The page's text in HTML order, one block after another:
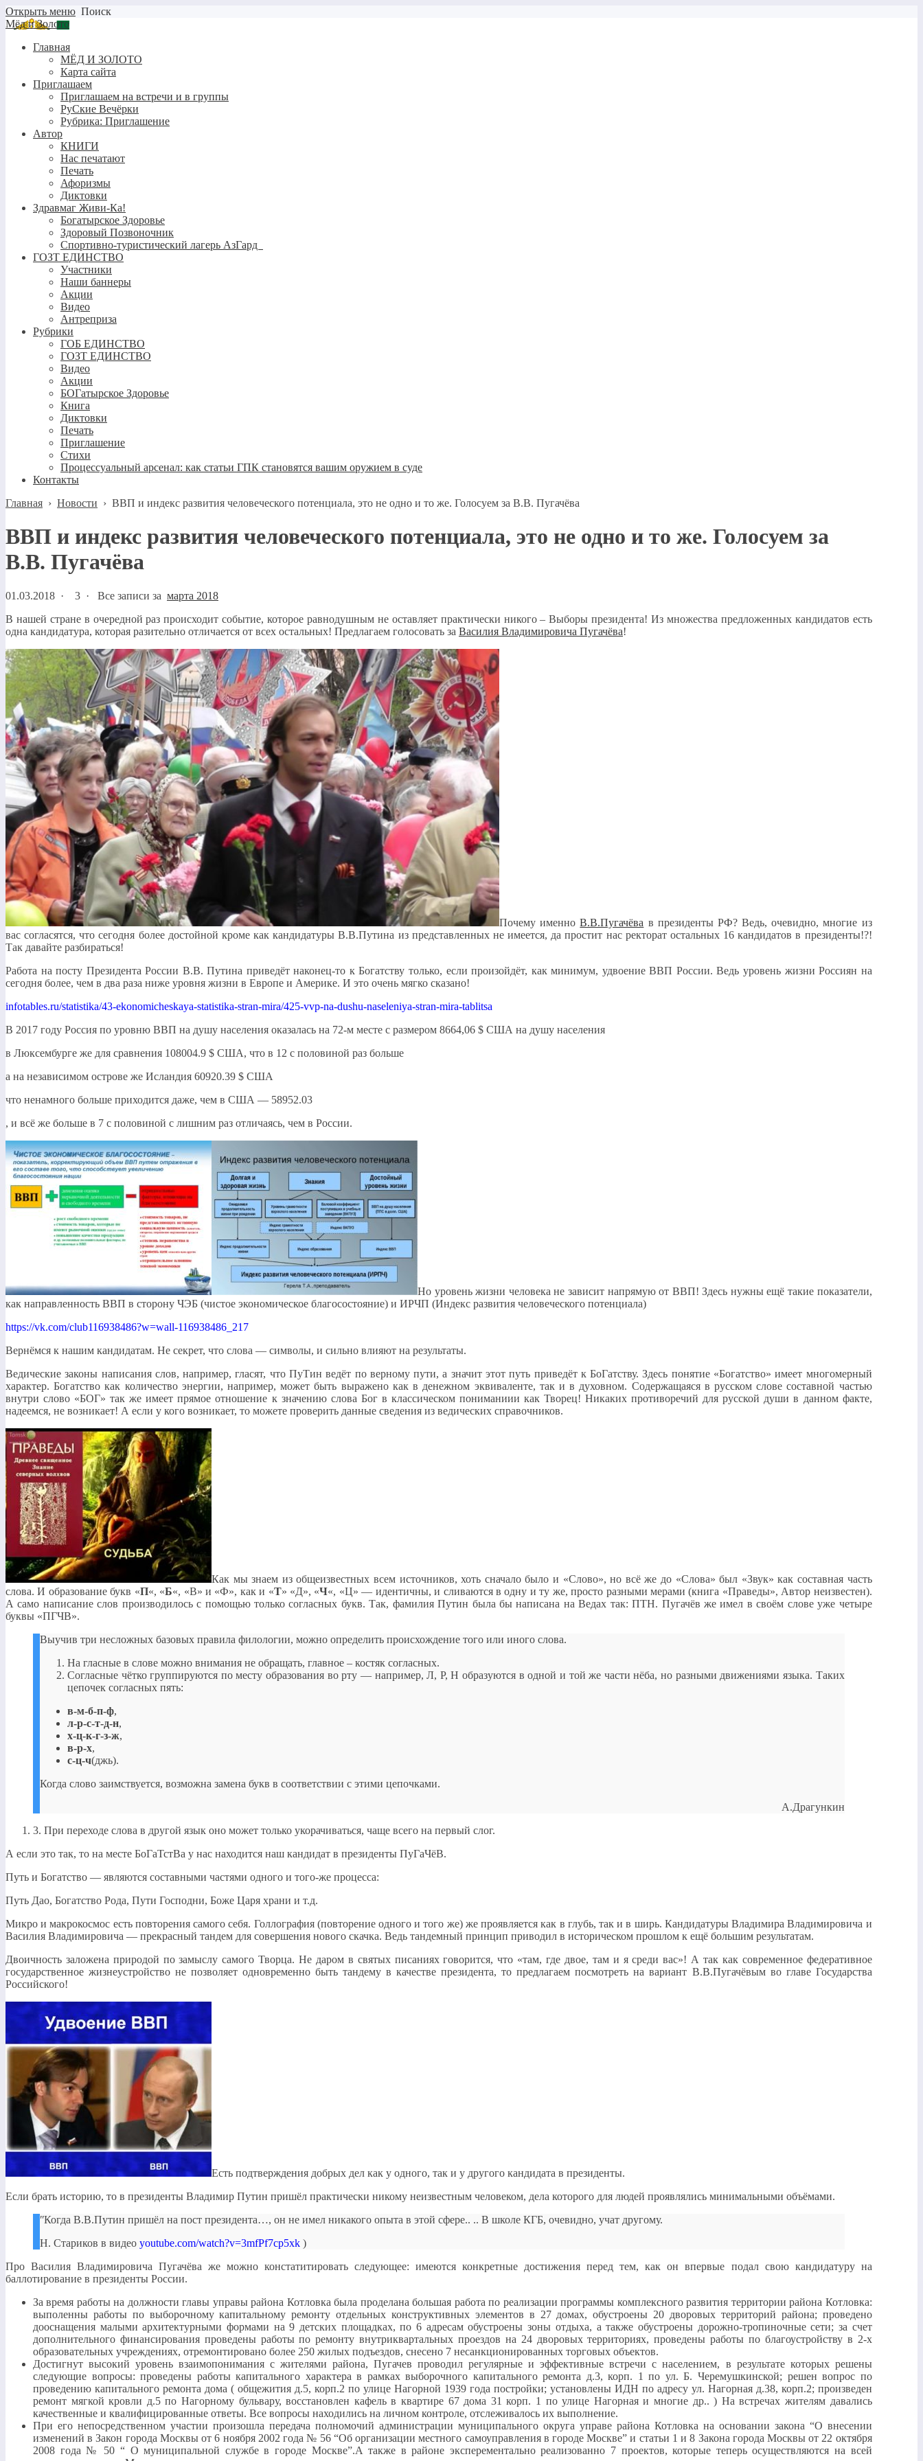
Открыть меню Поиск
Мёд и Золото
Главная
МЁД И ЗОЛОТО
Карта сайта
Приглашаем
Приглашаем на встречи и в группы
РуСкие Вечёрки
Рубрика: Приглашение
Автор
КНИГИ
Нас печатают
Печать
Афоризмы
Диктовки
Здравмаг Живи-Ка!
Богатырское Здоровье
Здоровый Позвоночник
Спортивно-туристический лагерь АзГард
ГОЗТ ЕДИНСТВО
Участники
Наши баннеры
Акции
Видео
Антреприза
Рубрики
ГОБ ЕДИНСТВО
ГОЗТ ЕДИНСТВО
Видео
Акции
БОГатырское Здоровье
Книга
Диктовки
Печать
Приглашение
Стихи
Процессуальный арсенал: как статьи ГПК становятся вашим оружием в суде
Контакты
Главная › Новости › ВВП и индекс развития человеческого потенциала, это не одно и то же. Голосуем за В.В. Пугачёва
ВВП и индекс развития человеческого потенциала, это не одно и то же. Голосуем за
В.В. Пугачёва
01.03.2018 · 3 · Все записи за марта 2018
В нашей стране в очередной раз происходит событие, которое равнодушным не оставляет практически никого – Выборы президента! Из множества предложенных кандидатов есть
одна кандидатура, которая разительно отличается от всех остальных! Предлагаем голосовать за Василия Владимировича Пугачёва!
Почему именноВ.В.Пугачёва в президенты РФ? Ведь, очевидно, многие из
вас согласятся, что сегодня более достойной кроме как кандидатуры В.В.Путина из представленных не имеется, да простит нас ректорат остальных 16 кандидатов в президенты!?!
Так давайте разбираться!
Работа на посту Президента России В.В. Путина приведёт наконец-то к Богатству только, если произойдёт, как минимум, удвоение ВВП России. Ведь уровень жизни Россиян на
сегодня более, чем в два раза ниже уровня жизни в Европе и Америке. И это очень мягко сказано!
infotables.ru/statistika/43-ekonomicheskaya-statistika-stran-mira/425-vvp-na-dushu-naseleniya-stran-mira-tablitsa
В 2017 году Россия по уровню ВВП на душу населения оказалась на 72-м месте с размером 8664,06 $ США на душу населения
в Люксембурге же для сравнения 108004.9 $ США, что в 12 с половиной раз больше
а на независимом острове же Исландия 60920.39 $ США
что ненамного больше приходится даже, чем в США — 58952.03
, и всё же больше в 7 с половиной с лишним раз отличаясь, чем в России.
Но уровень жизни человека не зависит напрямую от ВВП! Здесь нужны ещё такие показатели,
как направленность ВВП в сторону ЧЭБ (чистое экономическое благосостояние) и ИРЧП (Индекс развития человеческого потенциала)
https://vk.com/club116938486?w=wall-116938486_217
Вернёмся к нашим кандидатам. Не секрет, что слова — символы, и сильно влияют на результаты.
Ведические законы написания слов, например, гласят, что ПуТин ведёт по верному пути, а значит этот путь приведёт к БоГатству. Здесь понятие «Богатство» имеет многомерный
характер. Богатство как количество энергии, например, может быть выражено как в денежном эквиваленте, так и в духовном. Содержащаяся в русском слове составной частью
внутри слово «БОГ» так же имеет прямое отношение к значению слова Бог в классическом пониманиии как Творец! Никаких противоречий для русской души в данном факте,
надеемся, не возникает! А если у кого возникает, то можете проверить данные сведения из ведических справочников.
Как мы знаем из общеизвестных всем источников, хоть сначало было и «Слово», но всё же до «Слова» был «Звук» как составная часть
слова. И образование букв «П«, «Б«, «В» и «Ф», как и «Т» «Д», «Ч«, «Ц» — идентичны, и сливаются в одну и ту же, просто разными мерами (книга «Праведы», Автор неизвестен).
А само написание слов производилось с помощью только согласных букв. Так, фамилия Путин была бы написана на Ведах так: ПТН. Пугачёв же имел в своём слове уже четыре
буквы «ПГЧВ».
Выучив три несложных базовых правила филологии, можно определить происхождение того или иного слова.
На гласные в слове можно внимания не обращать, главное – костяк согласных.
Согласные чётко группируются по месту образования во рту — например, Л, Р, Н образуются в одной и той же части нёба, но разными движениями языка. Таких
цепочек согласных пять:
в-м-б-п-ф,
л-р-с-т-д-н,
х-ц-к-г-з-ж,
в-р-х,
с-ц-ч(джь).
Когда слово заимствуется, возможна замена букв в соответствии с этими цепочками.
А.Драгункин
3. При переходе слова в другой язык оно может только укорачиваться, чаще всего на первый слог.
А если это так, то на месте БоГаТстВа у нас находится наш кандидат в президенты ПуГаЧёВ.
Путь и Богатство — являются составными частями одного и того-же процесса:
Путь Дао, Богатство Рода, Пути Господни, Боже Царя храни и т.д.
Микро и макрокосмос есть повторения самого себя. Голлография (повторение одного и того же) же проявляется как в глубь, так и в ширь. Кандидатуры Владимира Владимировича и
Василия Владимировича — прекрасный тандем для совершения нового скачка. Ведь тандемный принцип приводил в историческом прошлом к ещё большим результатам.
Двоичность заложена природой по замыслу самого Творца. Не даром в святых писаниях говорится, что «там, где двое, там и я среди вас»! А так как современное федеративное
государственное жизнеустройство не позволяет одновременно быть тандему в качестве президента, то предлагаем посмотреть на вариант В.В.Пугачёвым во главе Государства
Российского!
Есть подтверждения добрых дел как у одного, так и у другого кандидата в президенты.
Если брать историю, то в президенты Владимир Путин пришёл практически никому неизвестным человеком, дела которого для людей проявлялись минимальными объёмами.
ʺКогда В.В.Путин пришёл на пост президента…, он не имел никакого опыта в этой сфере.. .. В школе КГБ, очевидно, учат другому.
Н. Стариков в видео youtube.com/watch?v=3mfPf7cp5xk )
Про Василия Владимировича Пугачёва же можно констатитировать следующее: имеются конкретные достижения перед тем, как он впервые подал свою кандидатуру на
баллотирование в президенты России.
За время работы на должности главы управы района Котловка была проделана большая работа по реализации программы комплексного развития территории района Котловка:
выполенны работы по выборочному капитальному ремонту отдельных конструктивных элементов в 27 домах, обустроены 20 дворовых территорий района; проведено
дооснащения малыми архитектурными формами на 9 детских площадках, по 6 адресам обустроены зоны отдыха, а также обустроены дорожно-тропиночные сети; за счет
дополнительного финансирования проведены работы по ремонту внутриквартальных проездов на 24 дворовых территориях, проведены работы по благоустройству в 2-х
образовательных учреждениях, отремонтировано более 250 жилых подъездов, снесено 7 несанкционированных торговых объектов.
Достигнут высокий уровень взаимопонимания с жителями района, Пугачев проводил регулярные и эффективные встречи с населением, в результате которых решены
следующие вопросы: проведены работы капитального характера в рамках выборочного капитального ремонта д.3, корп. 1 по ул. Б. Черемушкинской; решен вопрос по
проведению капитального ремонта дома ( общежития д.5, корп.2 по улице Нагорной 1939 года постройки; установлены ИДН по адресу ул. Нагорная д.38, корп.2; произведен
ремонт мягкой кровли д.5 по Нагорному бульвару, восстановлен кафель в квартире 67 дома 31 корп. 1 по улице Нагорная и многие др.. ) На встречах жителям давались
качественные и квалифицированные ответы. Все вопросы находились на личном контроле, отслеживалось их выполнение.
При его непосредственном участии произошла передача полномочий администрации муниципального округа управе района Котловка на основании закона “О внесении
изменений в Закон города Москвы от 6 ноября 2002 года № 56 “Об организации местного самоуправления в городе Москве” и статьи 1 и 8 Закона города Москвы от 22 октября
2008 года № 50 “ О муниципальной службе в городе Москве”.А также в районе эксперементально реализованно 7 проектов, которые теперь осуществляются на всей